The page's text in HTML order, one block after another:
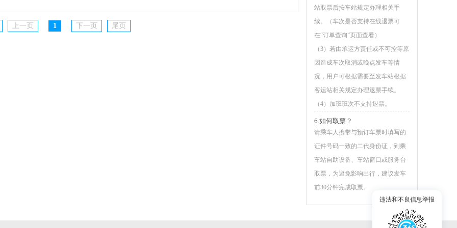
上一页 1 下一页 尾页
站取票后按车站规定办理相关手
续。（车次是否支持在线退票可
在“订单查询”页面查看）
（3）若由承运方责任或不可控等原
因造成车次取消或晚点发车等情
况，用户可根据需要至发车站根据
客运站相关规定办理退票手续。
（4）加班班次不支持退票。
6.如何取票？
请乘车人携带与预订车票时填写的
证件号码一致的二代身份证，到乘
车站自助设备、车站窗口或服务台
取票，为避免影响出行，建议发车
前30分钟完成取票。
违法和不良信息举报